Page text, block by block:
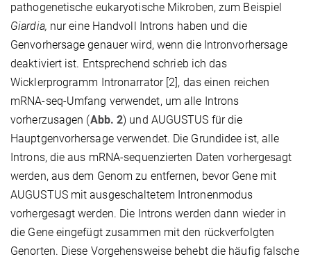
pathogenetische eukaryotische Mikroben, zum Beispiel
Giardia, nur eine Handvoll Introns haben und die
Genvorhersage genauer wird, wenn die Intronvorhersage
deaktiviert ist. Entsprechend schrieb ich das
Wicklerprogramm Intronarrator [2], das einen reichen
mRNA-seq-Umfang verwendet, um alle Introns
vorherzusagen (Abb. 2) und AUGUSTUS für die
Hauptgenvorhersage verwendet. Die Grundidee ist, alle
Introns, die aus mRNA-sequenzierten Daten vorhergesagt
werden, aus dem Genom zu entfernen, bevor Gene mit
AUGUSTUS mit ausgeschaltetem Intronenmodus
vorhergesagt werden. Die Introns werden dann wieder in
die Gene eingefügt zusammen mit den rückverfolgten
Genorten. Diese Vorgehensweise behebt die häufig falsche